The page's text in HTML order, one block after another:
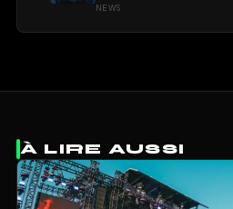
NEWS
À LIRE AUSSI